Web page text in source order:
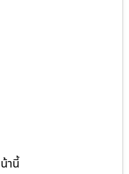
านี้